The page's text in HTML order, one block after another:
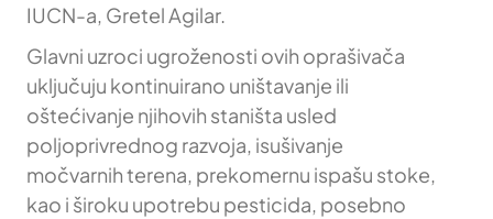
IUCN-a, Gretel Agilar.
Glavni uzroci ugroženosti ovih oprašivača
uključuju kontinuirano uništavanje ili
oštećivanje njihovih staništa usled
poljoprivrednog razvoja, isušivanje
močvarnih terena, prekomernu ispašu stoke,
kao i široku upotrebu pesticida, posebno